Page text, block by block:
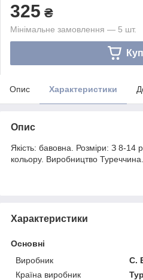
325 ₴
Мінімальне замовлення — 5 шт.
Опис Характеристики
Опис
Якість: бавовна. Розміри: З 8-14
кольору. Виробництво Туреччина.
Характеристики
Основні
Виробник
С.
Країна виробник